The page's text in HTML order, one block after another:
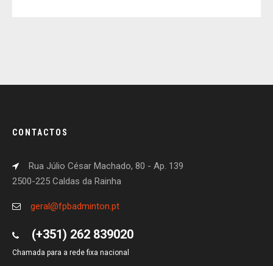
CONTACTOS
Rua Júlio César Machado, 80 - Ap. 139
2500-225 Caldas da Rainha
geral@fpbadminton.pt
(+351) 262 839020
Chamada para a rede fixa nacional